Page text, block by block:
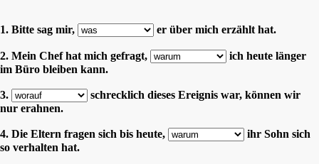
1. Bitte sag mir, er über mich erzählt hat.
2. Mein Chef hat mich gefragt,
ich heute länger
im Büro bleiben kann.
3.
schrecklich dieses Ereignis war, können wir
nur erahnen.
4. Die Eltern fragen sich bis heute,
ihr Sohn sich
so verhalten hat.